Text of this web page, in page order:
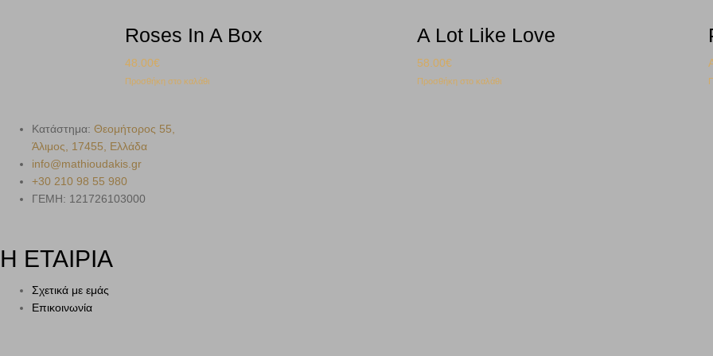
Roses In A Box
48.00€
Προσθήκη στο καλάθι
A Lot Like Love
58.00€
Προσθήκη στο καλάθι
Κατάστημα: Θεομήτορος 55,
Άλιμος, 17455, Ελλάδα
info@mathioudakis.gr
+30 210 98 55 980
ΓΕΜΗ: 121726103000
Η ΕΤΑΙΡΙΑ
Σχετικά με εμάς
Επικοινωνία